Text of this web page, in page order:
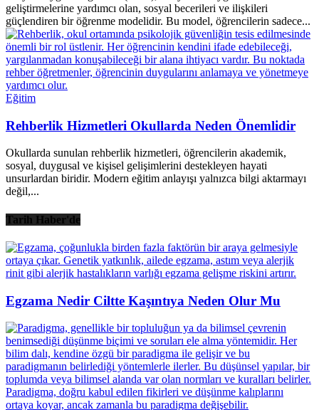
geliştirmelerine yardımcı olan, sosyal becerileri ve ilişkileri
güçlendiren bir öğrenme modelidir. Bu model, öğrencilerin sadece...
Eğitim
Rehberlik Hizmetleri Okullarda Neden Önemlidir
Okullarda sunulan rehberlik hizmetleri, öğrencilerin akademik,
sosyal, duygusal ve kişisel gelişimlerini destekleyen hayati
unsurlardan biridir. Modern eğitim anlayışı yalnızca bilgi aktarmayı
değil,...
Tarih Haber'de
Egzama Nedir Ciltte Kaşıntıya Neden Olur Mu